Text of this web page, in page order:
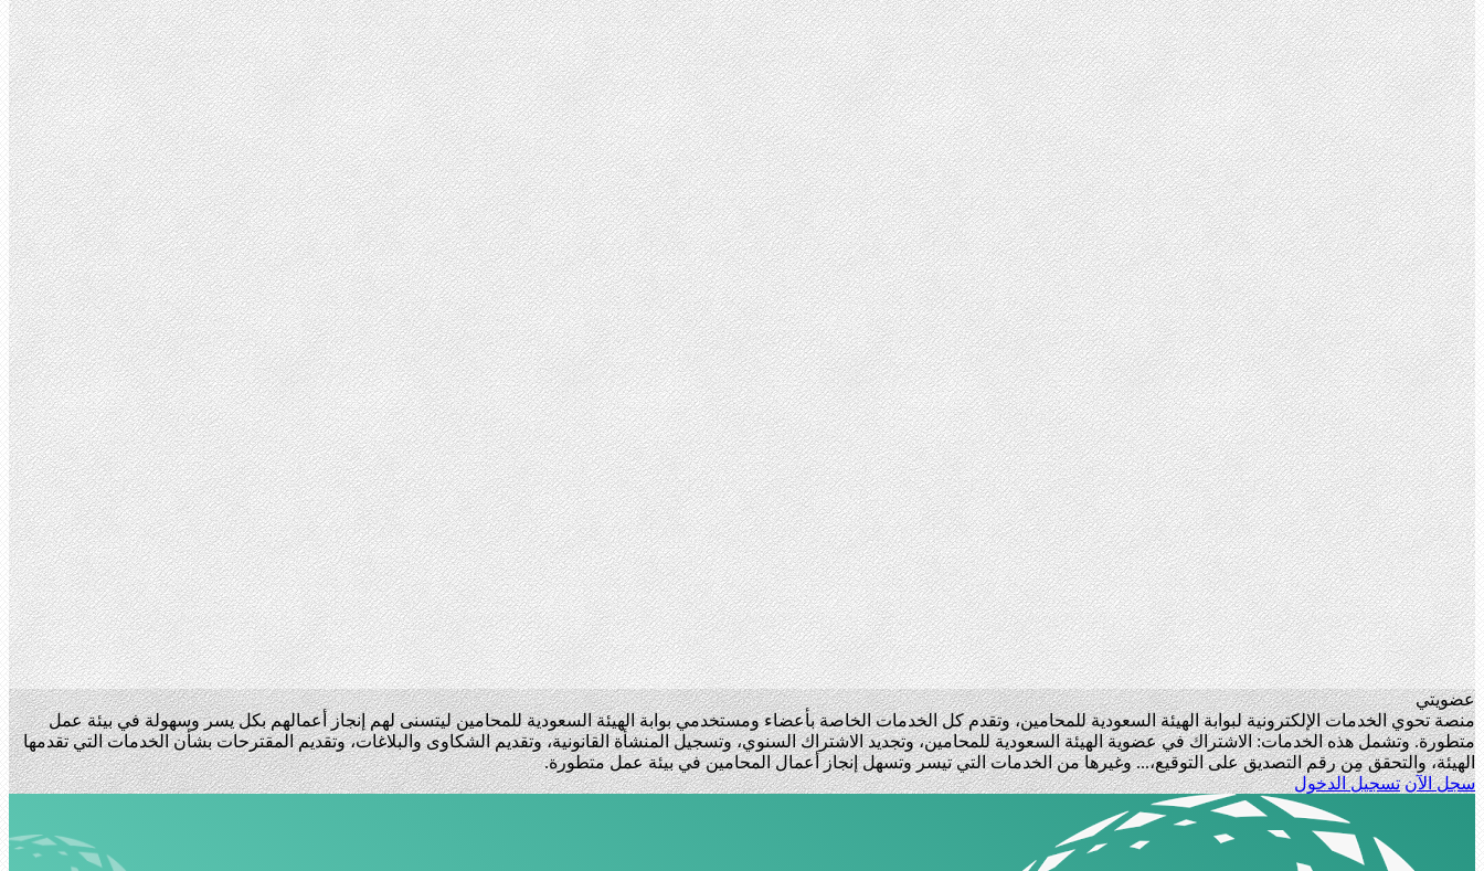
عضويتي
منصة تحوي الخدمات الإلكترونية لبوابة الهيئة السعودية للمحامين، وتقدم كل الخدمات الخاصة بأعضاء ومستخدمي بوابة الهيئة السعودية للمحامين ليتسنى لهم إنجاز أعمالهم بكل يسر وسهولة في بيئة عمل
متطورة. وتشمل هذه الخدمات: الاشتراك في عضوية الهيئة السعودية للمحامين، وتجديد الاشتراك السنوي، وتسجيل المنشأة القانونية، وتقديم الشكاوى والبلاغات، وتقديم المقترحات بشأن الخدمات التي تقدمها
الهيئة، والتحقق مِن رقم التصديق على التوقيع،... وغيرها من الخدمات التي تيسر وتسهل إنجاز أعمال المحامين في بيئة عمل متطورة.
سجل الآن تسجيل الدخول